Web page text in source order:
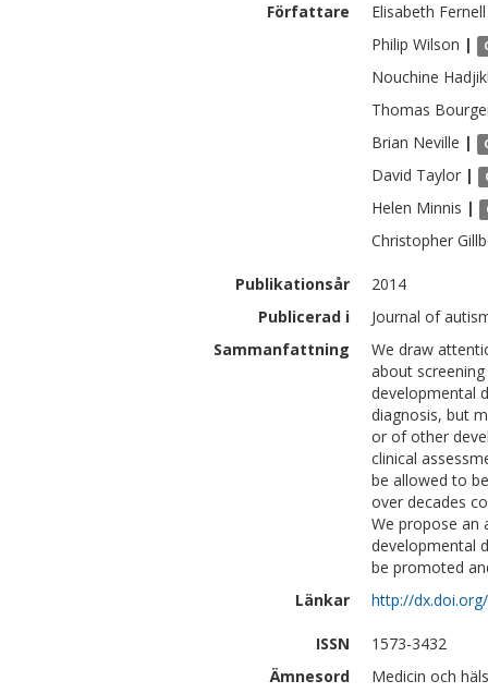
Författare Elisabeth Fernell
Philip Wilson |
Nouchine
Thomas
Brian Neville |
David Taylor |
Helen Minnis |
Christopher
Publikationsår
2014
Publicerad i
Journal of
Sammanfattning
We draw
about
developmental
diagnosis, but
or of other
clinical
be allowed to
over decades
We propose an
developmental
be promoted
Länkar
http://
ISSN
1573-3432
Ämnesord
Medicin och